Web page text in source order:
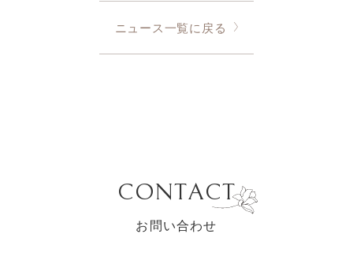
ニュース一覧に戻る
CONTACT
お問い合わせ